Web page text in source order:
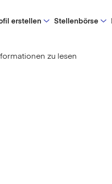
erstellen Stellenbörse
zu lesen